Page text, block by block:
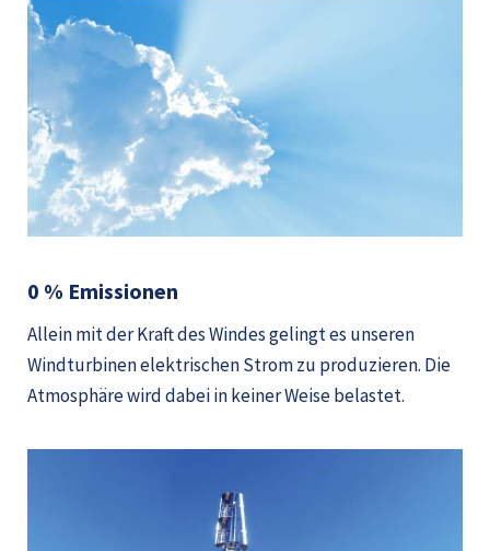
0 % Emissionen
Allein mit der Kraft des Windes gelingt es unseren
Windturbinen elektrischen Strom zu produzieren. Die
Atmosphäre wird dabei in keiner Weise belastet.